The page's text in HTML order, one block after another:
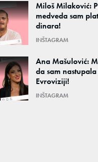
Miloš Milaković:
medveda sam
dinara!
INŠTAGRAM
Ana Mašulović:
da sam
Evroviziji!
INŠTAGRAM